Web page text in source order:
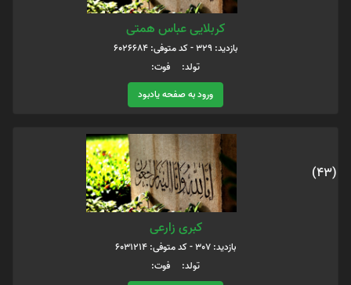
کربلایی عباس همتی
بازدید: 329 - کد متوفی: 6026684
تولد: فوت:
ورود به صفحه یادبود
(43)
کبری زارعی
بازدید: 307 - کد متوفی: 6031214
تولد: فوت: